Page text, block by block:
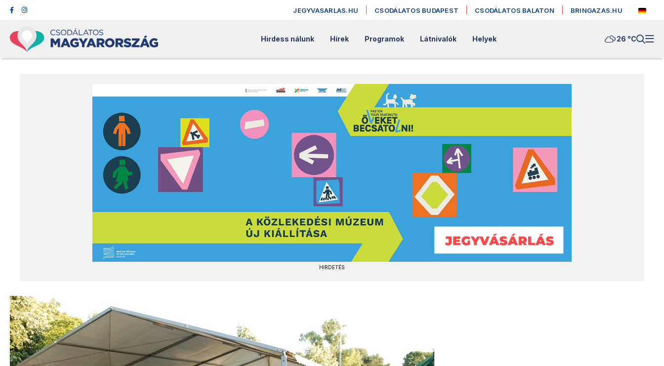
JEGYVASARLAS.HU CSODÁLATOS BUDAPEST CSODÁLATOS BALATON BRINGAZAS.HU
Hirdess nálunk Hírek Programok Látnivalók Helyek 26 °C
HIRDETÉS